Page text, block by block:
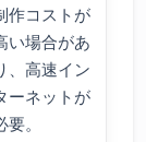
作コストが
い場合があ
、高速イン
ーネットが
要。